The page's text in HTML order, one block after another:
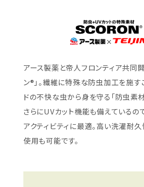
アース製薬と帝人フロンティア共同
ン®」。繊維に特殊な防虫加工を施す
ドの不快な虫から身を守る「防虫素材
さらにUVカット機能も備えているので
アクティビティに最適。高い洗濯耐
使用も可能です。